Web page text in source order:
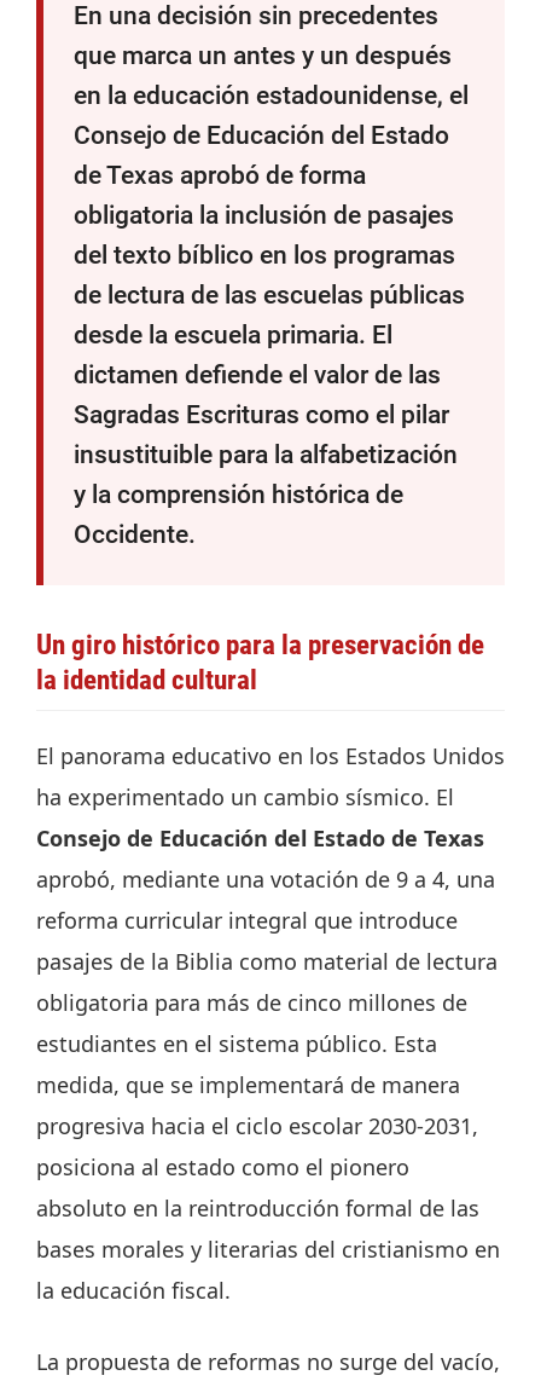
En una decisión sin precedentes
que marca un antes y un después
en la educación estadounidense, el
Consejo de Educación del Estado
de Texas aprobó de forma
obligatoria la inclusión de pasajes
del texto bíblico en los programas
de lectura de las escuelas públicas
desde la escuela primaria. El
dictamen defiende el valor de las
Sagradas Escrituras como el pilar
insustituible para la alfabetización
y la comprensión histórica de
Occidente.
Un giro histórico para la preservación de
la identidad cultural
El panorama educativo en los Estados Unidos
ha experimentado un cambio sísmico. El
Consejo de Educación del Estado de Texas
aprobó, mediante una votación de 9 a 4, una
reforma curricular integral que introduce
pasajes de la Biblia como material de lectura
obligatoria para más de cinco millones de
estudiantes en el sistema público. Esta
medida, que se implementará de manera
progresiva hacia el ciclo escolar 2030-2031,
posiciona al estado como el pionero
absoluto en la reintroducción formal de las
bases morales y literarias del cristianismo en
la educación fiscal.
La propuesta de reformas no surge del vacío,